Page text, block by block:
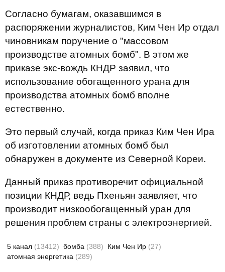
Согласно бумагам, оказавшимся в
распоряжении журналистов, Ким Чен Ир отдал
чиновникам поручение о "массовом
производстве атомных бомб". В этом же
приказе экс-вождь КНДР заявил, что
использование обогащенного урана для
производства атомных бомб вполне
естественно.
Это первый случай, когда приказ Ким Чен Ира
об изготовлении атомных бомб был
обнаружен в документе из Северной Кореи.
Данный приказ противоречит официальной
позиции КНДР, ведь Пхеньян заявляет, что
производит низкообогащенный уран для
решения проблем страны с электроэнергией.
5 канал (13412) бомба (388) Ким Чен Ир (27)
атомная энергетика (289)